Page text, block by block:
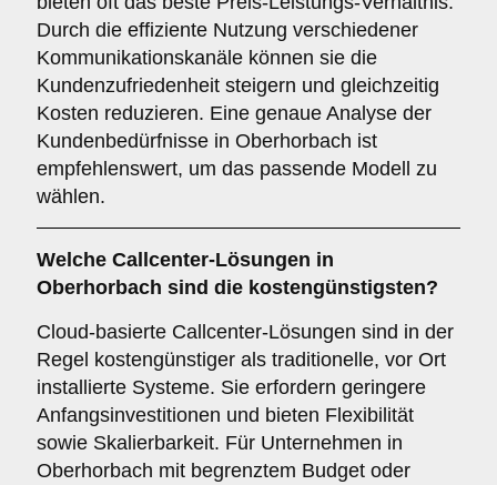
Durch die effiziente Nutzung verschiedener
Kommunikationskanäle können sie die
Kundenzufriedenheit steigern und gleichzeitig
Kosten reduzieren. Eine genaue Analyse der
Kundenbedürfnisse in Oberhorbach ist
empfehlenswert, um das passende Modell zu
wählen.
Welche Callcenter-Lösungen in
Oberhorbach sind die kostengünstigsten?
Cloud-basierte Callcenter-Lösungen sind in der
Regel kostengünstiger als traditionelle, vor Ort
installierte Systeme. Sie erfordern geringere
Anfangsinvestitionen und bieten Flexibilität
sowie Skalierbarkeit. Für Unternehmen in
Oberhorbach mit begrenztem Budget oder